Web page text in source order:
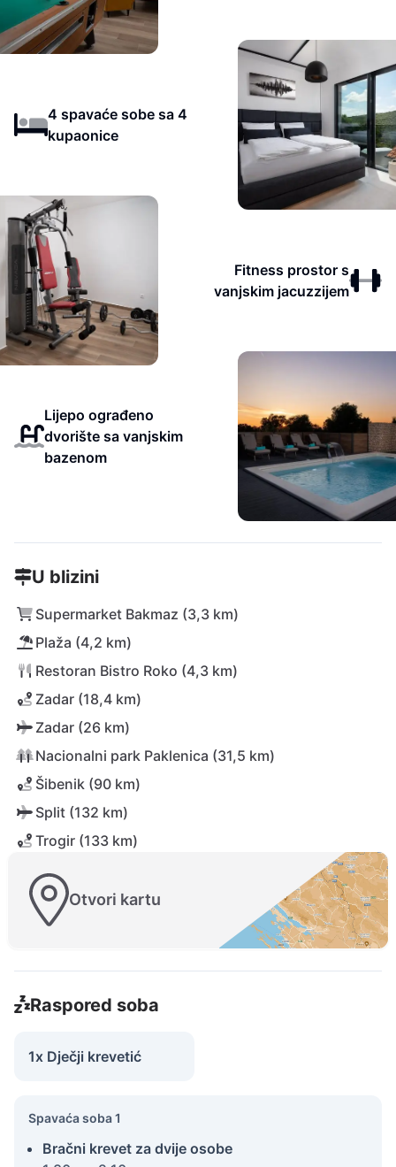
4 spavaće sobe sa 4
kupaonice
Fitness prostor s
vanjskim jacuzzijem
Lijepo ograđeno
dvorište sa vanjskim
bazenom
U blizini
Supermarket Bakmaz (3,3 km)
Plaža (4,2 km)
Restoran Bistro Roko (4,3 km)
Zadar (18,4 km)
Zadar (26 km)
Nacionalni park Paklenica (31,5 km)
Šibenik (90 km)
Split (132 km)
Trogir (133 km)
Otvori kartu
Raspored soba
1x Dječji krevetić
Spavaća soba 1
Bračni krevet za dvije osobe